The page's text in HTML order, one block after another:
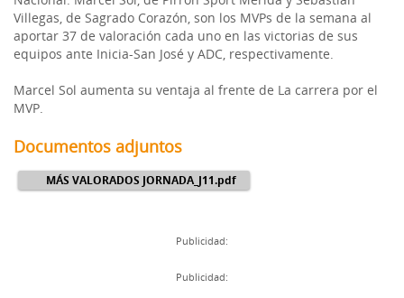
Villegas, de Sagrado Corazón, son los MVPs de la semana al
aportar 37 de valoración cada uno en las victorias de sus
equipos ante Inicia-San José y ADC, respectivamente.
Marcel Sol aumenta su ventaja al frente de La carrera por el
MVP.
Documentos adjuntos
MÁS VALORADOS JORNADA_J11.pdf
Publicidad:
Publicidad: